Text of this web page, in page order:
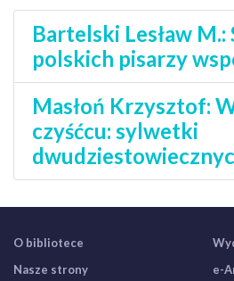
Bartelski Lesław
polskich pisarzy
Masłoń Krzysztof:
czyśćcu: sylwetki
O bibliotece
Nasze strony
e-